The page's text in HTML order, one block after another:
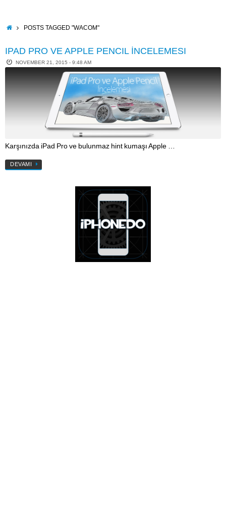
contentHOMEPOSTS TAGGED "WACOM"
IPAD PRO VE APPLE PENCIL İNCELEMESI
NOVEMBER 21, 2015 - 9:48 AM
Karşınızda iPad Pro ve bulunmaz hint kumaşı Apple …
DEVAMI